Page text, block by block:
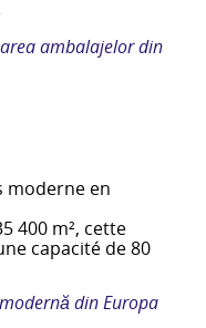
ambalajelor din
moderne en
400 m², cette
capacité de 80
din Europa